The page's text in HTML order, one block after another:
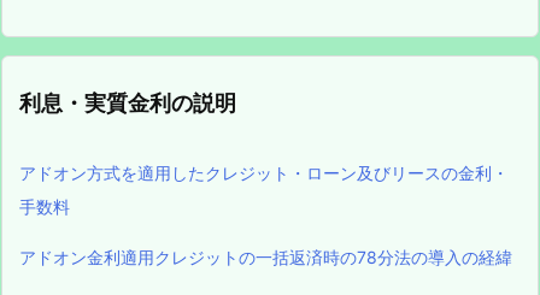
利息・実質金利の説明
アドオン方式を適用したクレジット・ローン及びリースの金利・
手数料
アドオン金利適用クレジットの一括返済時の78分法の導入の経緯